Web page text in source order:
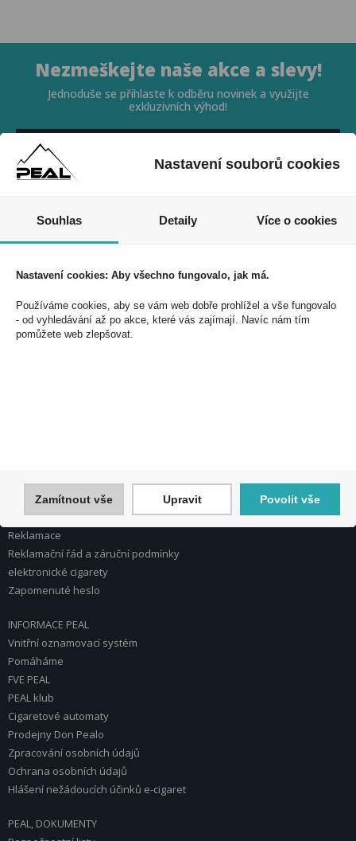
Nezmeškejte naše akce a slevy!
Jednoduše se přihlaste k odběru novinek a využijte
exkluzivních výhod!
Souhlasím se zpracováním osobních údajů *
PEAL a.s.
U Plynárny 412/101
101 00 Praha 10
Přihlášení
Nápověda k registraci a nákupu
Obchodní podmínky
Reklamace
Reklamační řád a záruční podmínky
elektronické cigarety
Zapomenuté heslo
INFORMACE PEAL
Vnitřní oznamovací systém
Pomáháme
FVE PEAL
PEAL klub
Cigaretové automaty
Prodejny Don Pealo
Zpracování osobních údajů
Ochrana osobních údajů
Hlášení nežádoucích účinků e-cigaret
PEAL, DOKUMENTY
Nastavení souborů cookies
Souhlas Detaily Více o cookies
Nastavení cookies: Aby všechno fungovalo, jak má.
Používáme cookies, aby se vám web dobře prohlížel a vše fungovalo
- od vyhledávání až po akce, které vás zajímají. Navíc nám tím
pomůžete web zlepšovat.
Zamítnout vše Upravit Povolit vše